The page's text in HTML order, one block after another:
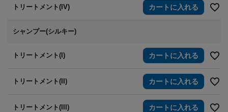
トリートメント(IV) カートに入れる
シャンプー(シルキー)
トリートメント(I) カートに入れる
トリートメント(II) カートに入れる
トリートメント(III) カートに入れる